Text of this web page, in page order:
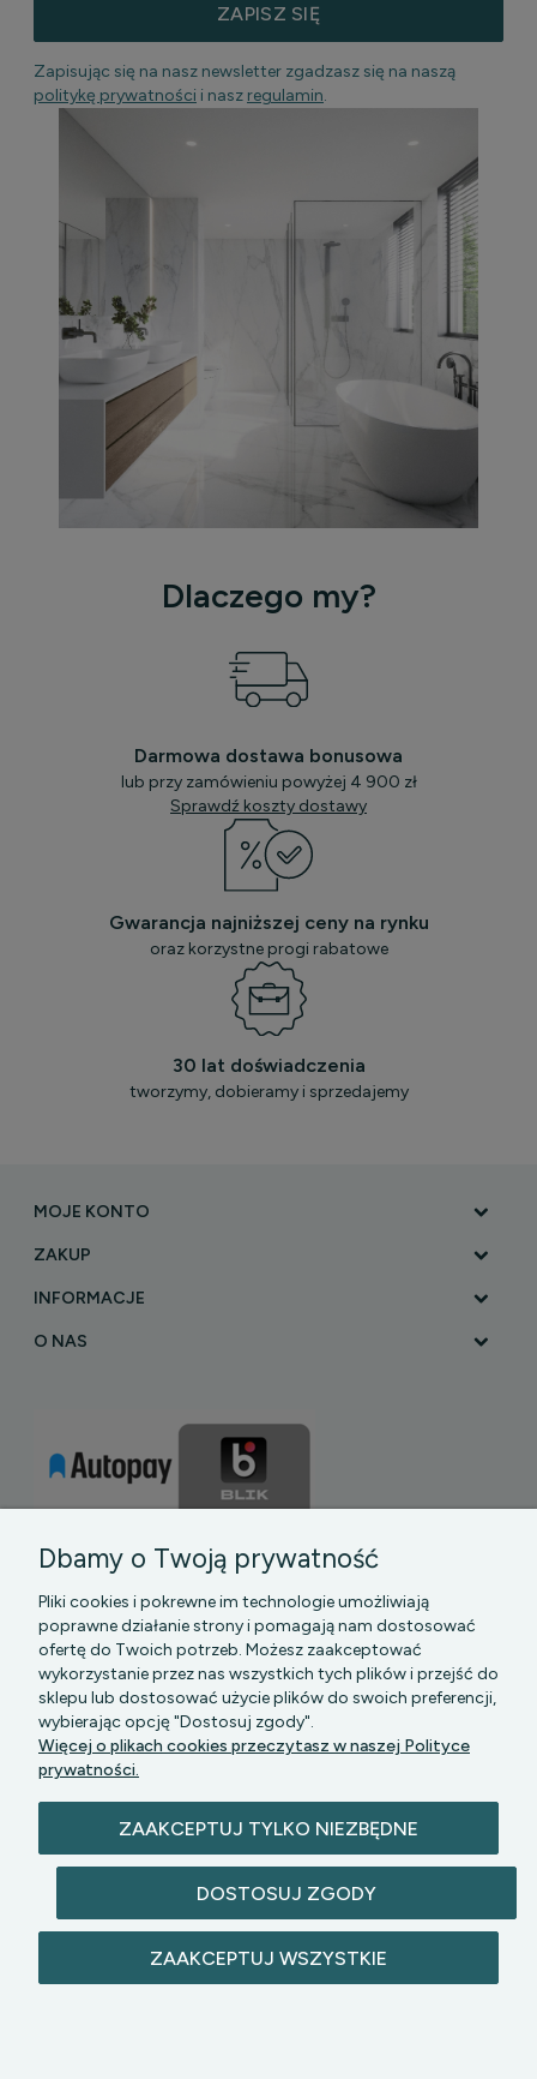
ZAPISZ SIĘ
Zapisując się na nasz newsletter zgadzasz się na naszą
politykę prywatności i nasz regulamin.
Dlaczego my?
Darmowa dostawa bonusowa
lub przy zamówieniu powyżej 4 900 zł
Sprawdź koszty dostawy
Gwarancja najniższej ceny na rynku
oraz korzystne progi rabatowe
30 lat doświadczenia
tworzymy, dobieramy i sprzedajemy
MOJE KONTO
ZAKUP
INFORMACJE
O NAS
PGK MAZOWSZE SP Z O.O.|| Bartycka 24-210B,
00-716 WARSZAWA, woj. mazowieckie || NIP:
zastrzeżone.
Dbamy o Twoją prywatność
Pliki cookies i pokrewne im technologie umożliwiają
poprawne działanie strony i pomagają nam dostosować
ofertę do Twoich potrzeb. Możesz zaakceptować
wykorzystanie przez nas wszystkich tych plików i przejść do
sklepu lub dostosować użycie plików do swoich preferencji,
wybierając opcję "Dostosuj zgody".
Więcej o plikach cookies przeczytasz w naszej Polityce
prywatności.
ZAAKCEPTUJ TYLKO NIEZBĘDNE
DOSTOSUJ ZGODY
ZAAKCEPTUJ WSZYSTKIE